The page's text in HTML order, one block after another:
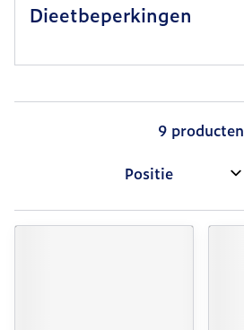
Dieetbeperkingen
9 producten
Sorteer op: